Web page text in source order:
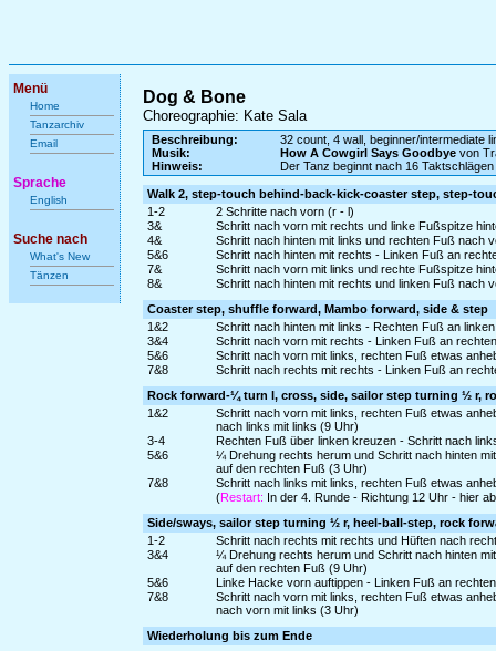
Menü
Home
Tanzarchiv
Email
Sprache
English
Suche nach
What's New
Tänzen
Dog & Bone
Choreographie: Kate Sala
Beschreibung:
32 count, 4 wall, beginner/intermediate
Musik:
How A Cowgirl Says Goodbyevon
Hinweis:
Der Tanz beginnt nach 16
Walk 2, step-touch behind-back-kick-coaster step, step-
1-2
2 Schritte nach vorn (r - l)
3&
Schritt nach vorn mit rechts und linke Fußspitze
4&
Schritt nach hinten mit links und rechten Fuß nach
5&6
Schritt nach hinten mit rechts - Linken Fuß an
7&
Schritt nach vorn mit links und rechte Fußspitze
8&
Schritt nach hinten mit rechts und linken Fuß nach
Coaster step, shuffle forward, Mambo forward, side & step
1&2
Schritt nach hinten mit links - Rechten Fuß an
3&4
Schritt nach vorn mit rechts - Linken Fuß an
5&6
Schritt nach vorn mit links, rechten Fuß etwas
7&8
Schritt nach rechts mit rechts - Linken Fuß an
Rock forward-¼ turn l, cross, side, sailor step turning ½ r,
1&2
Schritt nach vorn mit links, rechten Fuß etwas
nach links mit links (9 Uhr)
3-4
Rechten Fuß über linken kreuzen - Schritt nach
5&6
¼ Drehung rechts herum und Schritt nach hinten
auf den rechten Fuß (3 Uhr)
7&8
Schritt nach links mit links, rechten Fuß etwas
(Restart: In der 4. Runde - Richtung 12 Uhr - hier
Side/sways, sailor step turning ½ r, heel-ball-step, rock
1-2
Schritt nach rechts mit rechts und Hüften nach
3&4
¼ Drehung rechts herum und Schritt nach hinten
auf den rechten Fuß (9 Uhr)
5&6
Linke Hacke vorn auftippen - Linken Fuß an
7&8
Schritt nach vorn mit links, rechten Fuß etwas
nach vorn mit links (3 Uhr)
Wiederholung bis zum Ende